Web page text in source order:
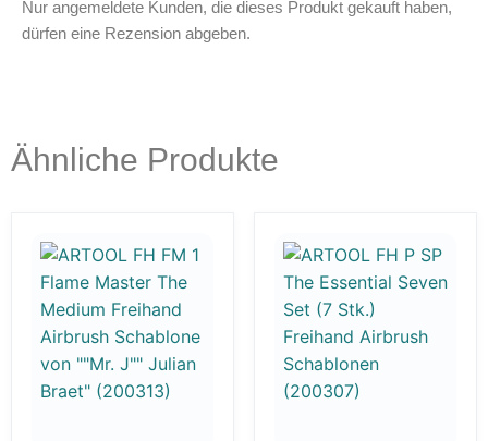
Nur angemeldete Kunden, die dieses Produkt gekauft haben,
dürfen eine Rezension abgeben.
Ähnliche Produkte